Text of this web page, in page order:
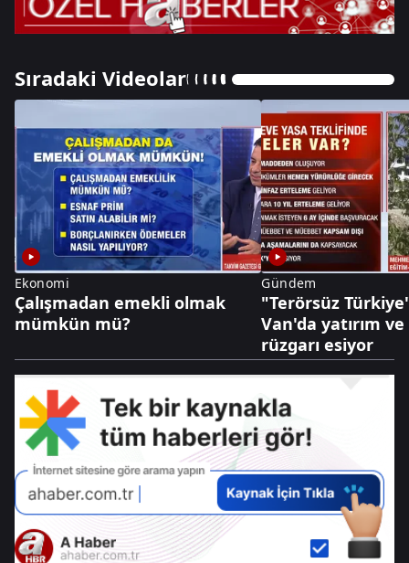
Sıradaki Videolar
Ekonomi
Çalışmadan emekli olmak
mümkün mü?
Gündem
"Terörsüz
Van'da yatırım
rüzgarı esiyor